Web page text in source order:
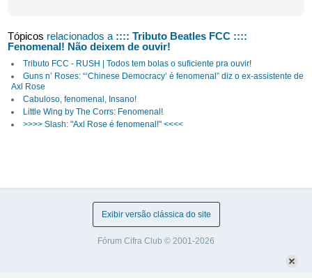
Tópicos relacionados a :::: Tributo Beatles FCC ::::
Fenomenal! Não deixem de ouvir!
Tributo FCC - RUSH | Todos tem bolas o suficiente pra ouvir!
Guns n’ Roses: “‘Chinese Democracy’ é fenomenal” diz o ex-assistente de
Axl Rose
Cabuloso, fenomenal, Insano!
Little Wing by The Corrs: Fenomenal!
>>>> Slash: "Axl Rose é fenomenal!" <<<<
Exibir versão clássica do site
Fórum Cifra Club © 2001-2026